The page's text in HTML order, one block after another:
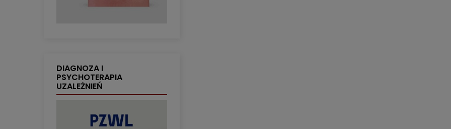
DIAGNOZA I
PSYCHOTERAPIA
UZALEŻNIEŃ